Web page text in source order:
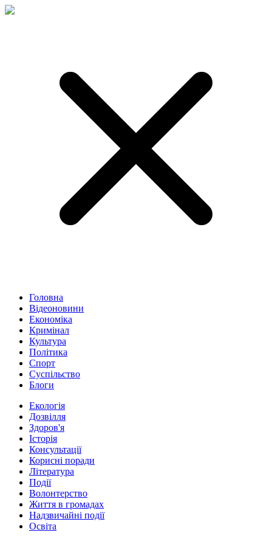
Головна
Відеоновини
Економіка
Кримінал
Культура
Політика
Спорт
Суспільство
Блоги
Екологія
Дозвілля
Здоров'я
Історія
Консультації
Корисні поради
Література
Події
Волонтерство
Життя в громадах
Надзвичайні події
Освіта